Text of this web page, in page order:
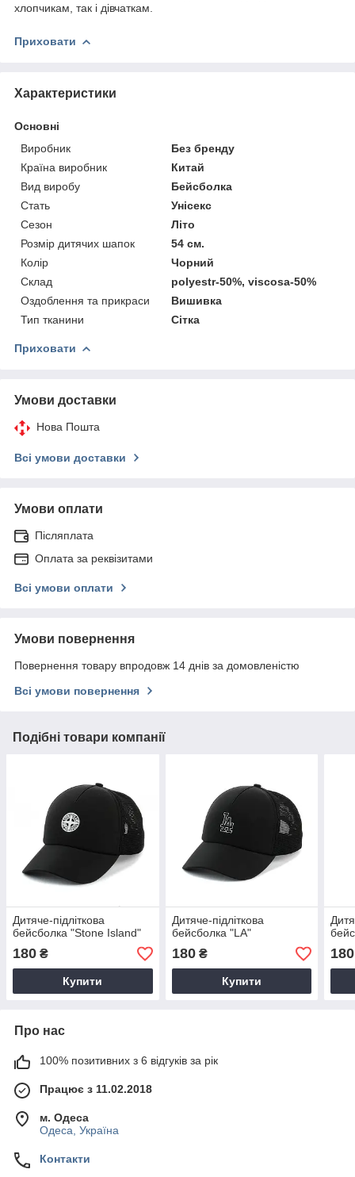
хлопчикам, так і дівчаткам.
Приховати
Характеристики
Основні
Виробник
Без бренду
Країна виробник
Китай
Вид виробу
Бейсболка
Стать
Унісекс
Сезон
Літо
Розмір дитячих шапок
54 см.
Колір
Чорний
Склад
polyestr-50%, viscosa-50%
Оздоблення та прикраси
Вишивка
Тип тканини
Сітка
Приховати
Умови доставки
Нова Пошта
Всі умови доставки
Умови оплати
Післяплата
Оплата за реквізитами
Всі умови оплати
Умови повернення
Повернення товару впродовж 14 днів за домовленістю
Всі умови повернення
Подібні товари компанії
Дитяче-підліткова
бейсболка "Stone Island"
180 ₴
Купити
Дитяче-підліткова
бейсболка "LA"
180₴
Купити
180
Про нас
100% позитивних з 6 відгуків за рік
Працює з 11.02.2018
м. Одеса
Одеса, Україна
Контакти